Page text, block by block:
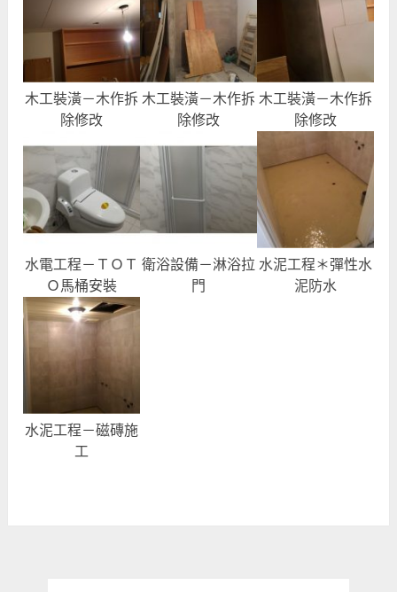
木工裝潢－木作拆
除修改
木工裝潢－木作拆
除修改
木工裝潢－木作拆
除修改
水電工程－ＴＯＴ
Ｏ馬桶安裝
衛浴設備－淋浴拉
門
水泥工程＊彈性水
泥防水
水泥工程－磁磚施
工